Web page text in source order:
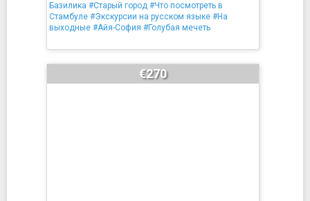
Базилика #Старый город #Что посмотреть в
Стамбуле #Экскурсии на русском языке #На
выходные #Айя-София #Голубая мечеть
€270